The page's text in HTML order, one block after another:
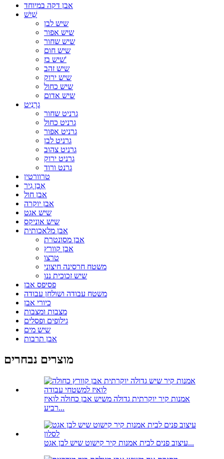
אבן דקה במיוחד
שַׁיִשׁ
שיש לבן
שיש אפור
שיש שחור
שיש חום
שיש בז'
שיש זהב
שיש ירוק
שיש כחול
שיש אדום
גרָנִיט
גרניט שחור
גרניט כחול
גרניט אפור
גרניט לבן
גרניט צהוב
גרניט ירוק
גרנט ורוד
טרוורטין
אֶבֶן גִיר
אבן חול
אבן יוקרה
שיש אגט
שיש אוניקס
אבן מלאכותית
אבן מסונטרת
אבן קוורץ
טרצו
משטח חרסינה חיצוני
שיש זכוכית ננו
פסיפס אבן
משטח עבודה ושולחן עבודה
כיורי אבן
מצבות ומצבות
גילופים ופסלים
שיש מים
אבן תרבות
מוצרים נבחרים
אמנות קיר יוקרתית גדולה משיש אבן כחולה לואיז
רביע...
עיצוב פנים לבית אמנות קיר קישוט שיש לבן אגט...